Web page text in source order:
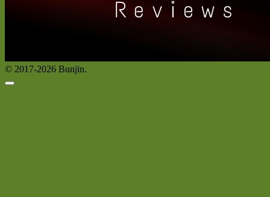
© 2017-2026 Bunjin.